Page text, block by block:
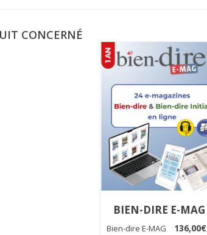
CONCERNÉ
BIEN-DIRE E-MAG
Bien-dire E-MAG 136,00€